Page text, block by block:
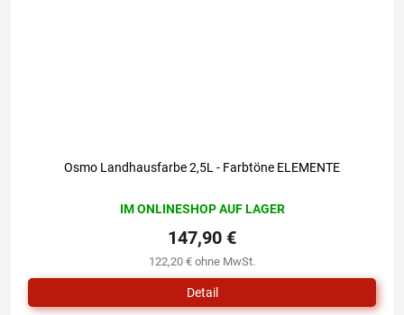
Osmo Landhausfarbe 2,5L - Farbtöne ELEMENTE
IM ONLINESHOP AUF LAGER
122,20 € ohne MwSt.
147,90 €
Detail